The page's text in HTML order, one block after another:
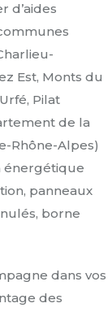
d’aides
Est, Monts du
Pilat
de la
Rhône-Alpes)
énergétique
panneaux
borne
dans vos
des